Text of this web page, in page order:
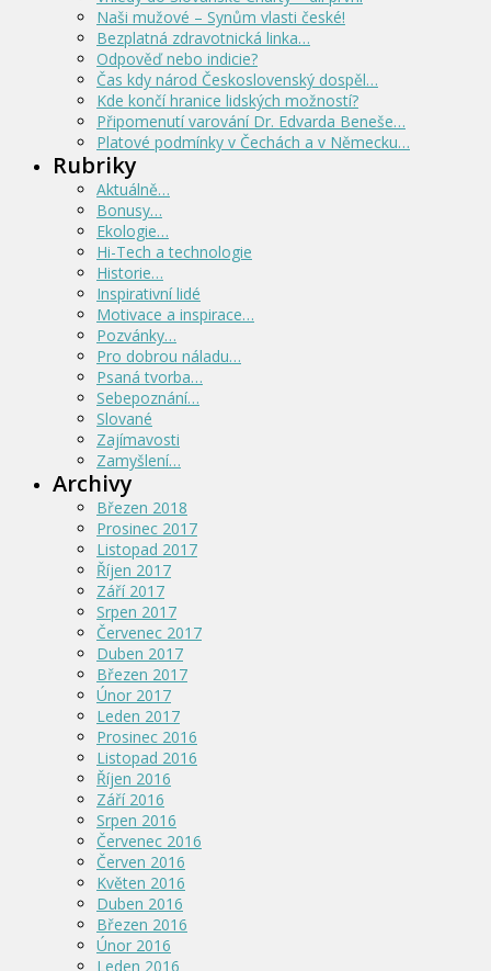
Naši mužové – Synům vlasti české!
Bezplatná zdravotnická linka…
Odpověď nebo indicie?
Čas kdy národ Československý dospěl…
Kde končí hranice lidských možností?
Připomenutí varování Dr. Edvarda Beneše…
Platové podmínky v Čechách a v Německu…
Rubriky
Aktuálně…
Bonusy…
Ekologie…
Hi-Tech a technologie
Historie…
Inspirativní lidé
Motivace a inspirace…
Pozvánky…
Pro dobrou náladu…
Psaná tvorba…
Sebepoznání…
Slované
Zajímavosti
Zamyšlení…
Archivy
Březen 2018
Prosinec 2017
Listopad 2017
Říjen 2017
Září 2017
Srpen 2017
Červenec 2017
Duben 2017
Březen 2017
Únor 2017
Leden 2017
Prosinec 2016
Listopad 2016
Říjen 2016
Září 2016
Srpen 2016
Červenec 2016
Červen 2016
Květen 2016
Duben 2016
Březen 2016
Únor 2016
Leden 2016